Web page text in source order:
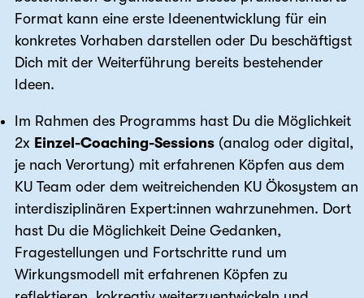
Format kann eine erste Ideenentwicklung für ein
konkretes Vorhaben darstellen oder Du beschäftigst
Dich mit der Weiterführung bereits bestehender
Ideen.
Im Rahmen des Programms hast Du die Möglichkeit
2x Einzel-Coaching-Sessions (analog oder digital,
je nach Verortung) mit erfahrenen Köpfen aus dem
KU Team oder dem weitreichenden KU Ökosystem an
interdisziplinären Expert:innen wahrzunehmen. Dort
hast Du die Möglichkeit Deine Gedanken,
Fragestellungen und Fortschritte rund um
Wirkungsmodell mit erfahrenen Köpfen zu